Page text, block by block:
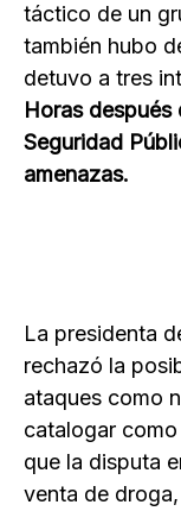
táctico de un
también hubo
detuvo a tres
Horas
Seguridad
amenazas.
La presidenta
rechazó la
ataques como
catalogar
que la disputa
venta de